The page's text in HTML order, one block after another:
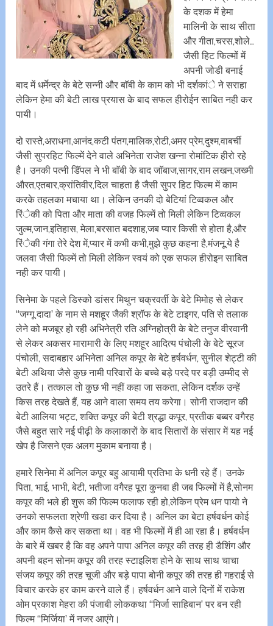
के दशक में हेमा
मालिनी के साथ सीता
और गीता,चरस,शोले…
जैसी हिट फिल्मों में
अपनी जोडी बनाई
बाद में धर्मेन्द्र के बेटे सन्नी और बाॅबी के काम को भी दर्शकांे ने सराहा
लेकिन हेमा की बेटी लाख प्रयास के बाद सफल हीरोईन साबित नही कर
पायी।
दो रास्ते,अराधना,आनंद,कटी पंतग,मालिक,रोटी,अमर प्रेम,दुश्म,वाबर्ची
जैसी सुपरहिट फिल्में देने वाले अभिनेता राजेश खन्ना रोमांटिक हीरो रहे
है। उनकी पत्नी डिॅपल ने भी बाॅबी के बाद जाॅबाज,सागर,राम लखन,जख्मी
औरत,एतबार,क्रांतिवीर,दिल चाहता है जैसी सुपर हिट फिल्म में काम
करके तहलका मचाया था। लेकिन उनकी दो बेटियां टिव्वकल और
रिंेकी को पिता और माता की वजह फिल्में तो मिली लेकिन टिव्वकल
जुल्म,जान,इतिहास, मेला,बरसात बदशाह,जब प्यार किसी से होता है,और
रिंेकी गंगा तेरे देश में,प्यार में कभी कभी,मुझे कुछ कहना है,मंजनू,ये है
जलवा जैसी फिल्में तो मिली लेकिन स्वयं को एक सफल हीरोइन साबित
नही कर पायी।
सिनेमा के पहले डिस्को डांसर मिथुन चक्रवर्ती के बेटे मिमोह से लेकर
‘‘जग्गू दादा’ के नाम से मशहूर जैकी श्रॉफ के बेटे टाइगर, पति से तलाक
लेने को मजबूर हो रही अभिनेत्री रति अग्निहोत्री के बेटे तनुज वीरवानी
से लेकर अकसर मारामारी के लिए मशहूर आदित्य पंचोली के बेटे सूरज
पंचोली, सदाबहार अभिनेता अनिल कपूर के बेटे हर्षवर्धन, सुनील शेट्टी की
बेटी अथिया जैसे कुछ नामी परिवारों के बच्चे बड़े परदे पर बड़ी उम्मीद से
उतरे हैं। तत्काल तो कुछ भी नहीं कहा जा सकता, लेकिन दर्शक उन्हें
किस तरह देखते हैं, यह आने वाला समय तय करेगा। सोनी राजदान की
बेटी आलिया भट्ट, शक्ति कपूर की बेटी श्रद्धा कपूर, प्रतीक बब्बर वगैरह
जैसे बहुत सारे नई पीढ़ी के कलाकारों के बाद सितारों के संसार में यह नई
खेप है जिसने एक अलग मुकाम बनाया है।
हमारे सिनेमा में अनिल कपूर बहु आयामी प्रतिभा के धनी रहे हैं। उनके
पिता, भाई, भाभी, बेटी, भतीजा वगैरह पूरा कुनबा ही जब फिल्मों में है,सोनम
कपूर की भले ही शुरू की फिल्म फलाफ रही हो,लेकिन प्रेम धन पायो ने
उनको सफलता श्रेणी खडा कर दिया है। अनिल का बेटा हर्षवर्धन कोई
और काम कैसे कर सकता था। वह भी फिल्मों में ही आ रहा है। हर्षवर्धन
के बारे में खबर है कि वह अपने पापा अनिल कपूर की तरह ही डैशिंग और
अपनी बहन सोनम कपूर की तरह स्टाइलिश होने के साथ साथ चाचा
संजय कपूर की तरह चूजी और बड़े पापा बोनी कपूर की तरह ही गहराई से
विचार करके हर काम करने वाले हैं। हर्षवर्धन आने वाले दिनों में राकेश
ओम प्रकाश मेहरा की पंजाबी लोककथा ‘‘मिर्जा साहिबान’ पर बन रही
फिल्म ‘‘मिर्जिया’ में नजर आएंगे।